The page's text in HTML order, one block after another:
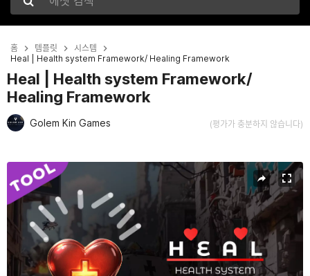
에셋 검색
홈 템플릿
시스템
Heal | Health system Framework/ Healing Framework
Heal | Health system Framework/
Healing Framework
Golem Kin Games (평가가 충분하지 않습니다)
현재 슬라이드: 1 / 6